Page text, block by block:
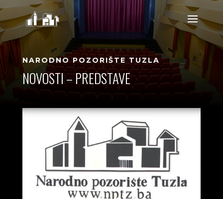
NARODNO POZORIŠTE TUZLA
NOVOSTI – PREDSTAVE